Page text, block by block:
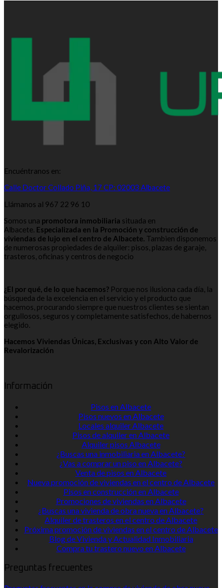
Encuéntranos en:
Calle Doctor Collado Piña, 17 CP: 02003 Albacete
Llámanos al 967 22 96 10
Somos una promotora inmobiliaria situada en
Albacete. Especializada en la Promoción y construcción de
viviendas de lujo en el centro de Albacete. Tambien disponemos
de numerosas propiedades de alquiler: pisos, plazas de garaje,
trasteros, oficinas y centros de negocio
¿El por qué, de lo que hacemos? Porque nos ilusiona cada día, la
búsqueda de la excelencia en el servicio y el producto que
hacemos, procurando siempre que nuestros clientes se sientan
orgullosos, seguros y completamente satisfechos, de habernos
elegido.
Hacemos Viviendas Únicas, Exclusivas y con Alto Valor de
Revalorización
Información
Pisos en Albacete
Pisos nuevos en Albacete
Locales alquiler Albacete
Pisos de alquiler en Albacete
Alquiler pisos Albacete
¿Buscas una inmobiliaria en Albacete?
¿Vas a comprar un piso en Albacete?
Venta de pisos en Albacete
Nueva promoción de viviendas en el centro de Albacete
Pisos en construcción en Albacete
Promociones de viviendas en Albacete
¿Buscas una vivienda de obra nueva en Albacete?
Alquiler de trasteros en el centro de Albacete
Próxima promoción de viviendas en el centro de Albacete
Blog de Vivienda y Actualidad Inmobiliaria
Compra tu trastero nuevo en Albacete
Preguntas frecuentes